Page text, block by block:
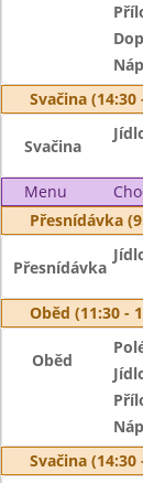
Svačina (14:30
Svačina
Menu
Přesnídávka
Přesnídávka
Oběd (11:30 -
Oběd
Svačina (14:30